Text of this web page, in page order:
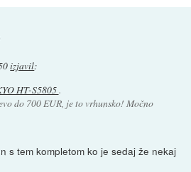
izjavil:
HT-S5805.
do 700 EUR, je to vrhunsko! Močno
s tem kompletom ko je sedaj že nekaj